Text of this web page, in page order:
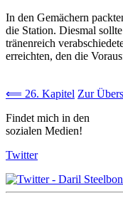
In den Gemächern
die Station. Diesmal
tränenreich
erreichten, den die
⟸ 26. Kapitel Zur
Findet mich in den
sozialen Medien!
Twitter